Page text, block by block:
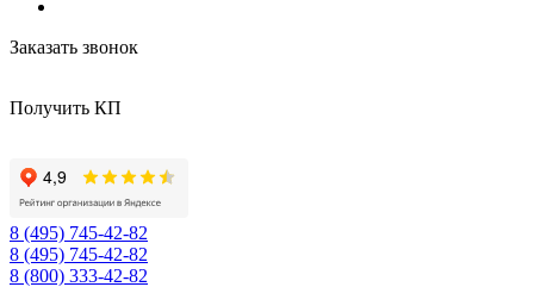
Заказать звонок
Получить КП
8 (495) 745-42-82
8 (495) 745-42-82
8 (800) 333-42-82